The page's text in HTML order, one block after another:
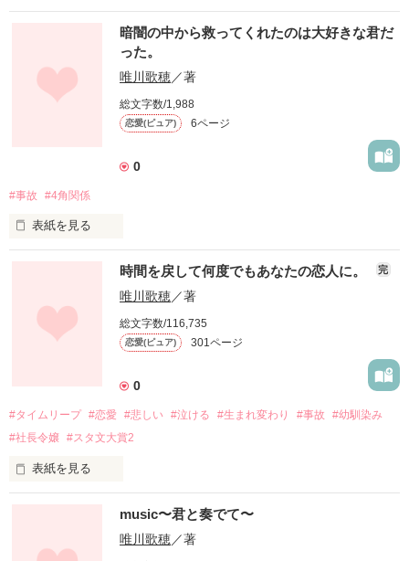
作品を読む
暗闇の中から救ってくれたのは大好きな君だ
った。
唯川歌穂／著
総文字数/1,988
恋愛(ピュア) 6ページ
0
#事故 #4角関係
表紙を見る
「あたしは幸せになっちゃいけないの」
そんなことを言っていた頃が懐かしい。
今よりもずっとずっと、マイナス思考で暗かった。
でもそんなあたしにお構いなしでガンガン話しかけてきて…正
直、最初は〝うざい〟そう思っていた。
でもある日…君が急にこんなことを言ったよね。
そう思うから。だから、西村さん…笑ってほしいな！」
て心から笑った。
そんなこと、初めてだった。あの日以来。
時間を戻して何度でもあなたの恋人に。 完
唯川歌穂／著
総文字数/116,735
恋愛(ピュア) 301ページ
0
#タイムリープ #恋愛 #悲しい #泣ける #生まれ変わり #事故
#幼馴染み
#社長令嬢 #スタ文大賞2
表紙を見る
*･゜ﾟ･*小宮 冬華（こみや とうか）
music〜君と奏でて〜
唯川歌穂／著